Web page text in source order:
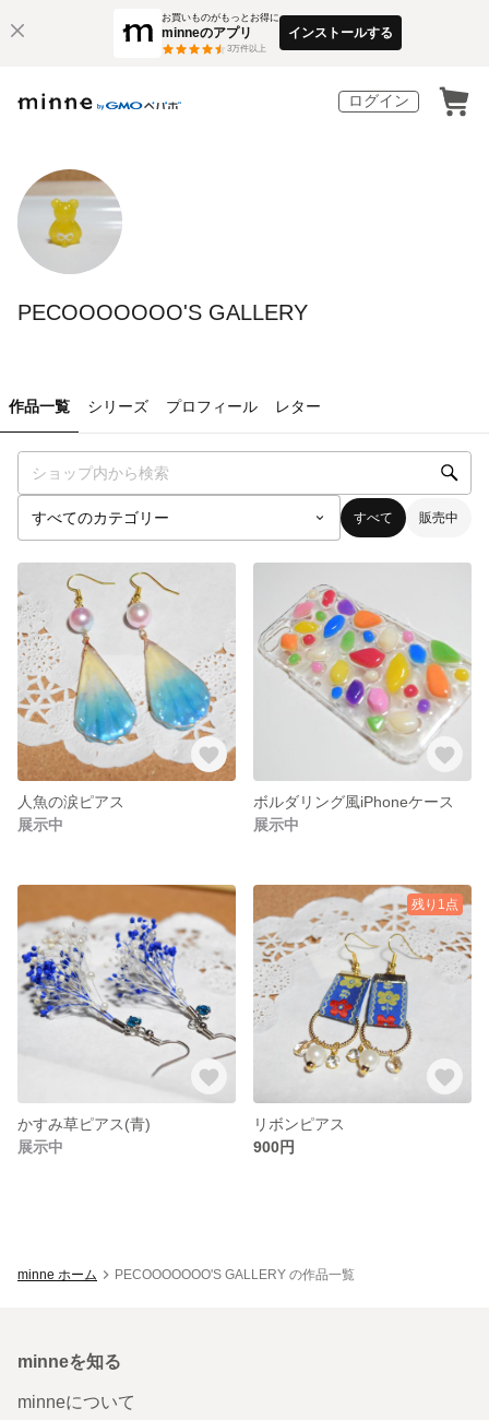
お買いものがもっとお得に
minneのアプリ
3万件以上
インストールする
ログイン
PECOOOOOOO'S GALLERY
作品一覧 シリーズ プロフィール レター
すべて 販売中
人魚の涙ピアス
展示中
ボルダリング風iPhoneケース
展示中
かすみ草ピアス(青)
展示中
残り1点
リボンピアス
900円
minne ホーム PECOOOOOOO'S GALLERY の作品一覧
minneを知る
minneについて